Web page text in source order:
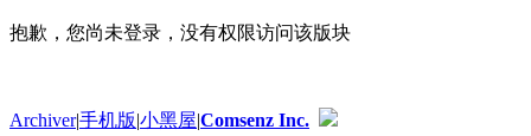
抱歉，您尚未登录，没有权限访问该版块
Archiver|手机版|小黑屋|Comsenz Inc.